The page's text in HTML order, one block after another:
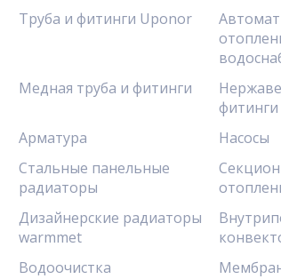
Труба и фитинги Uponor
Медная труба и фитинги
фитинги
Арматура
Насосы
Стальные панельные
радиаторы
Дизайнерские радиаторы
warmmet
Водоочистка